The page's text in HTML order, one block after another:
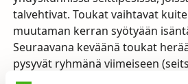
talvehtivat. Toukat vaihtavat
muutaman kerran syötyään
Seuraavana keväänä toukat
pysyvät ryhmänä viimeiseen
toukkavaiheeseen asti, jolloin ne